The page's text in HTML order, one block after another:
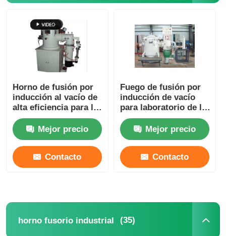
Horno de laboratorio industrial
Horno del secado al vacío
Máquina de colada continua
Horno de fusión por
inducción al vacío de
alta eficiencia para la
fusión de
cobre/aluminio
Mejor precio
Contacto
Fuego de fusión por
inducción de vacío
para laboratorio de la
industria
personalizado
Mejor precio
Contacto
horno fusorio industrial (35)